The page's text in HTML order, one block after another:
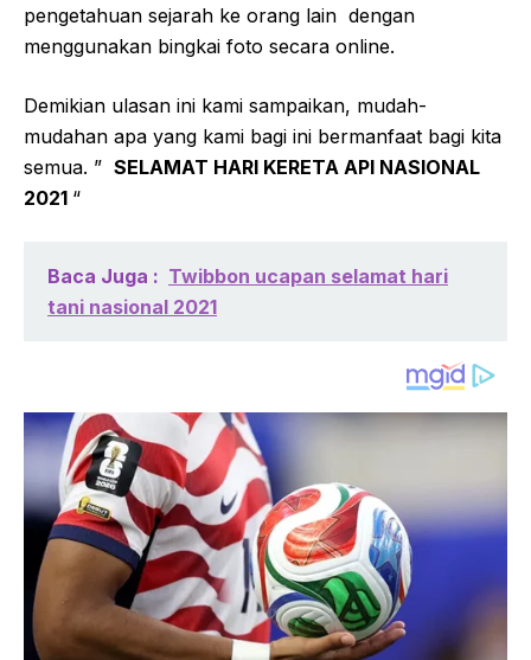
pengetahuan sejarah ke orang lain dengan
menggunakan bingkai foto secara online.
Demikian ulasan ini kami sampaikan, mudah-
mudahan apa yang kami bagi ini bermanfaat bagi kita
semua. ” SELAMAT HARI KERETA API NASIONAL
2021 “
Baca Juga : Twibbon ucapan selamat hari
tani nasional 2021